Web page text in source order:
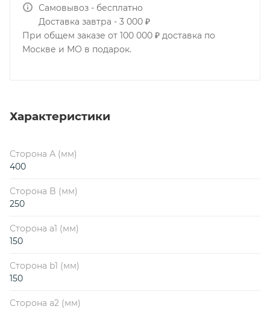
Самовывоз - бесплатно
Доставка завтра - 3 000 ₽
При общем заказе от 100 000 ₽ доставка по
Москве и МО в подарок.
Характеристики
Сторона А (мм)
400
Сторона B (мм)
250
Сторона a1 (мм)
150
Сторона b1 (мм)
150
Сторона a2 (мм)